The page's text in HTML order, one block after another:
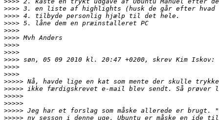
>>>>
>>>>
>>>>
>>>>
>>>>
>>>>
>>>>
>>>>
>>>>
>>>>
>>>>>
>>>>>
>>>>>
>>>>>
>>>>>
>>>>>